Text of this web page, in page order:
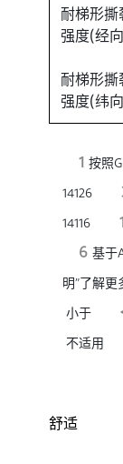
耐梯形撕
强度(经
耐梯形撕
强度(纬
1 按照
14126
14116
6 基于
明”了解
小于
不适用
舒适